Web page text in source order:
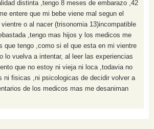
distinta ,tengo 8 meses de embarazo ,42
entere que mi bebe viene mal segun el
o al nacer (trisonomia 13)incompatible
,tengo mas hijos y los medicos me
que tengo ,como si el que esta en mi vientre
lo vuelva a intentar, al leer las experiencias
que no estoy ni vieja ni loca ,todavia no
ni fisicas ,ni psicologicas de decidir volver a
de los medicos mas me desaniman